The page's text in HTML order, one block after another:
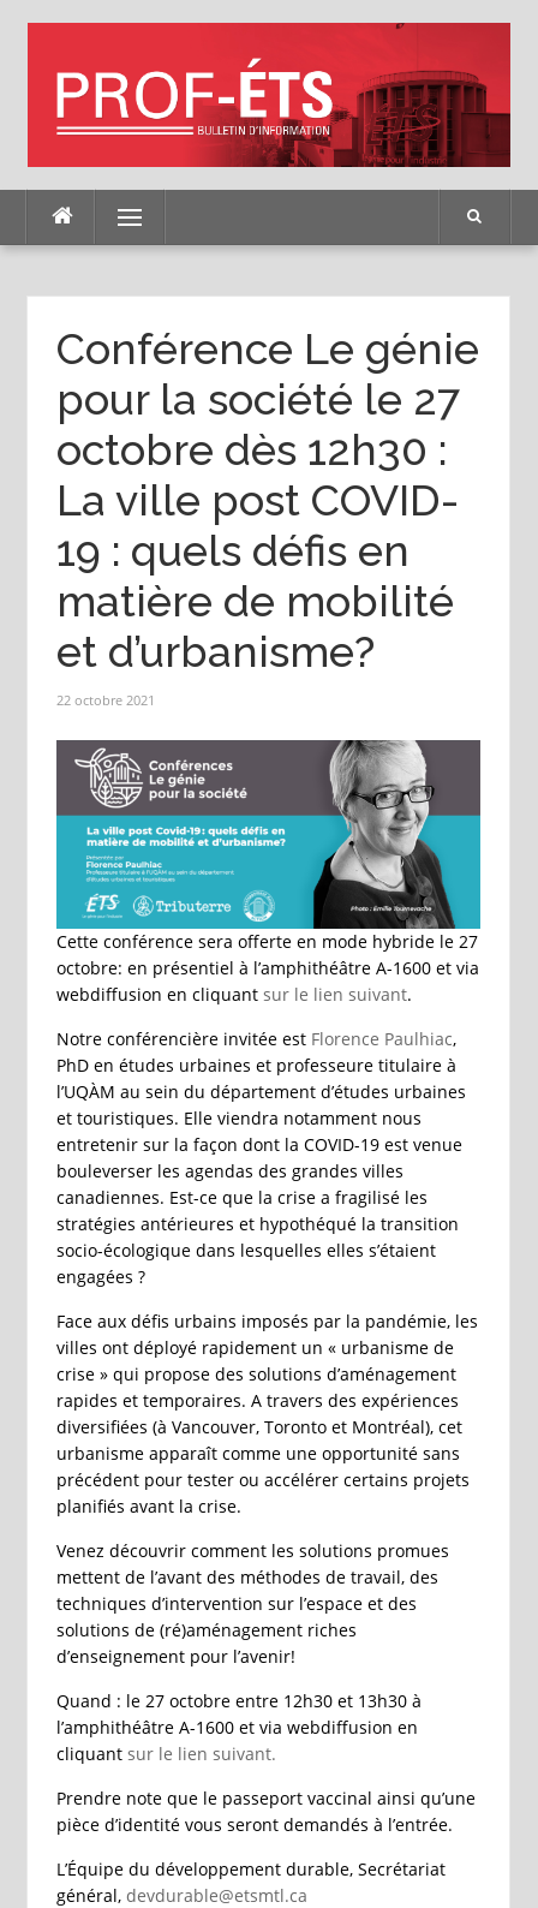
Menu
Conférence Le génie
pour la société le 27
octobre dès 12h30 :
La ville post COVID-
19 : quels défis en
matière de mobilité
et d’urbanisme?
22 octobre 2021
Cette conférence sera offerte en mode hybride le 27
octobre: en présentiel à l’amphithéâtre A-1600 et via
webdiffusion en cliquant sur le lien suivant.
Notre conférencière invitée est Florence Paulhiac,
PhD en études urbaines et professeure titulaire à
l’UQÀM au sein du département d’études urbaines
et touristiques. Elle viendra notamment nous
entretenir sur la façon dont la COVID-19 est venue
bouleverser les agendas des grandes villes
canadiennes. Est-ce que la crise a fragilisé les
stratégies antérieures et hypothéqué la transition
socio-écologique dans lesquelles elles s’étaient
engagées ?
Face aux défis urbains imposés par la pandémie, les
villes ont déployé rapidement un « urbanisme de
crise » qui propose des solutions d’aménagement
rapides et temporaires. A travers des expériences
diversifiées (à Vancouver, Toronto et Montréal), cet
urbanisme apparaît comme une opportunité sans
précédent pour tester ou accélérer certains projets
planifiés avant la crise.
Venez découvrir comment les solutions promues
mettent de l’avant des méthodes de travail, des
techniques d’intervention sur l’espace et des
solutions de (ré)aménagement riches
d’enseignement pour l’avenir!
Quand : le 27 octobre entre 12h30 et 13h30 à
l’amphithéâtre A-1600 et via webdiffusion en
cliquant sur le lien suivant.
Prendre note que le passeport vaccinal ainsi qu’une
pièce d’identité vous seront demandés à l’entrée.
L’Équipe du développement durable, Secrétariat
général, devdurable@etsmtl.ca